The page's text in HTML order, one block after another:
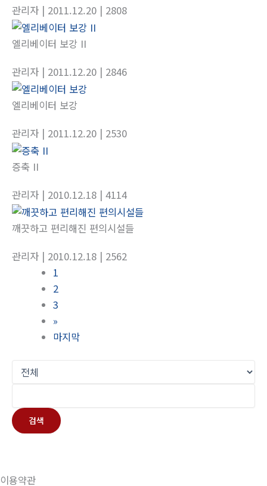
관리자 | 2011.12.20 | 2808
엘리베이터 보강 II
관리자 | 2011.12.20 | 2846
엘리베이터 보강
관리자 | 2011.12.20 | 2530
증축 II
관리자 | 2010.12.18 | 4114
깨끗하고 편리해진 편의시설들
관리자 | 2010.12.18 | 2562
1
2
3
»
마지막
검색
이용약관